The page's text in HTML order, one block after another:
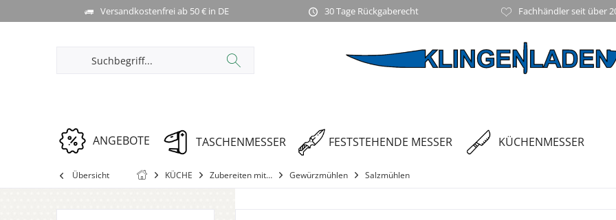
Versandkostenfrei ab 50 € in DE 30 Tage Rückgaberecht Fachhändler seit über
ANGEBOTE TASCHENMESSER FESTSTEHENDE MESSER KÜCHENMESSER
Übersicht KÜCHE Zubereiten mit… Gewürzmühlen Salzmühlen